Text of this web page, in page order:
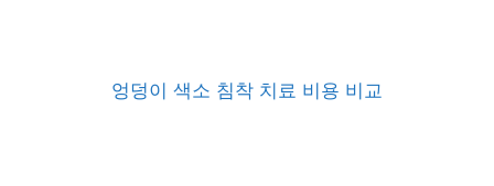
엉덩이 색소 침착 치료 비용 비교